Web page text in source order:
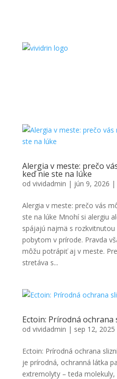
Alergia v meste: prečo
keď nie ste na lúke
od vividadmin | jún 9, 2026 |
Alergia v meste: prečo vás
ste na lúke Mnohí si alergiu
spájajú najmä s
pobytom v prírode. Pravda
môžu potrápiť aj v meste.
stretáva s...
Ectoin: Prírodná
od vividadmin | sep 12, 2025
Ectoin: Prírodná ochrana
je prírodná, ochranná látka
extremolyty – teda